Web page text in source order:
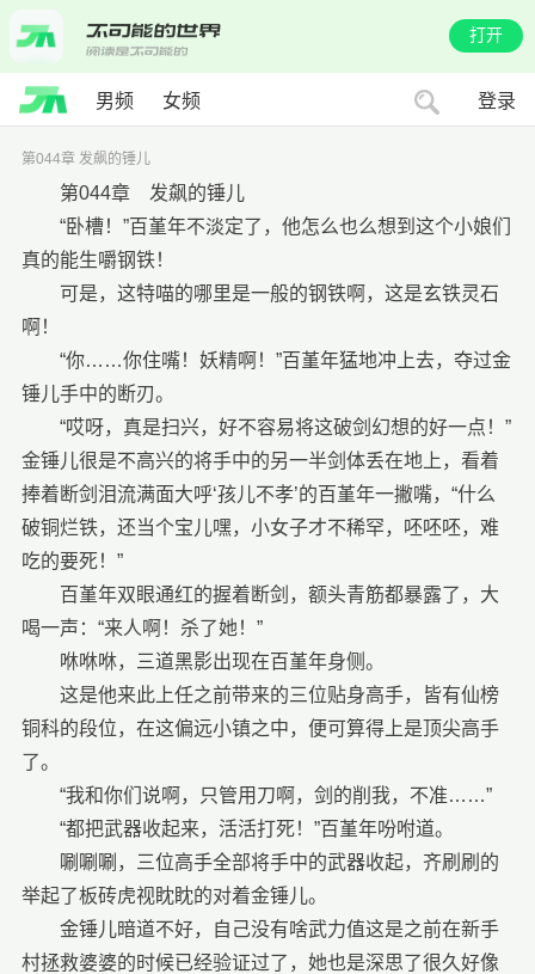
打开
男频 女频 登录
第044章 发飙的锤儿
第044章 发飙的锤儿
“卧槽！”百堇年不淡定了，他怎么也么想到这个小娘们
真的能生嚼钢铁！
可是，这特喵的哪里是一般的钢铁啊，这是玄铁灵石
啊！
“你……你住嘴！妖精啊！”百堇年猛地冲上去，夺过金
锤儿手中的断刃。
“哎呀，真是扫兴，好不容易将这破剑幻想的好一点！”
金锤儿很是不高兴的将手中的另一半剑体丢在地上，看着
捧着断剑泪流满面大呼‘孩儿不孝’的百堇年一撇嘴，“什么
破铜烂铁，还当个宝儿嘿，小女子才不稀罕，呸呸呸，难
吃的要死！”
百堇年双眼通红的握着断剑，额头青筋都暴露了，大
喝一声：“来人啊！杀了她！”
咻咻咻，三道黑影出现在百堇年身侧。
这是他来此上任之前带来的三位贴身高手，皆有仙榜
铜科的段位，在这偏远小镇之中，便可算得上是顶尖高手
了。
“我和你们说啊，只管用刀啊，剑的削我，不准……”
“都把武器收起来，活活打死！”百堇年吩咐道。
唰唰唰，三位高手全部将手中的武器收起，齐刷刷的
举起了板砖虎视眈眈的对着金锤儿。
金锤儿暗道不好，自己没有啥武力值这是之前在新手
村拯救婆婆的时候已经验证过了，她也是深思了很久好像